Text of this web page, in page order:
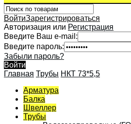
ВойтиЗарегистрироваться
Авторизация или Регистрация
Введите Ваш e-mail:
Введите пароль:
Забыли пароль?
Войти
Главная Трубы НКТ 73*5,5
Арматура
Балка
Швеллер
Трубы